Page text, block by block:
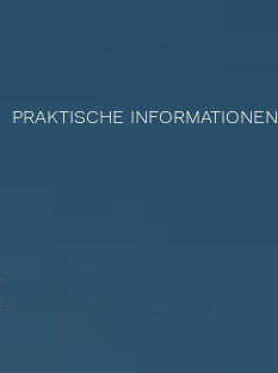
PRAKTISCHE INFORMATIONEN